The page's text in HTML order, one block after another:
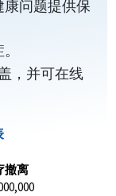
康问题提供保
，并可在线
撤离